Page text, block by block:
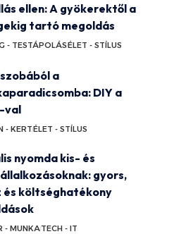
ellen: A gyökerektől a
tartó megoldás
- TESTÁPOLÁSÉLET - STÍLUS
a
DIY a
val
- KERTÉLET - STÍLUS
nyomda kis- és
gyors,
és költséghatékony
- MUNKATECH - IT